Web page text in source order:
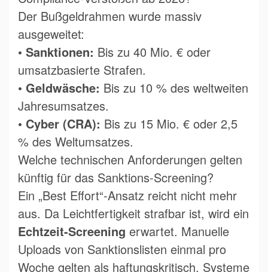
Der Bußgeldrahmen wurde massiv
ausgeweitet:
• Sanktionen: Bis zu 40 Mio. € oder
umsatzbasierte Strafen.
• Geldwäsche: Bis zu 10 % des weltweiten
Jahresumsatzes.
• Cyber (CRA): Bis zu 15 Mio. € oder 2,5
% des Weltumsatzes.
Welche technischen Anforderungen gelten
künftig für das Sanktions-Screening?
Ein „Best Effort“-Ansatz reicht nicht mehr
aus. Da Leichtfertigkeit strafbar ist, wird ein
Echtzeit-Screening erwartet. Manuelle
Uploads von Sanktionslisten einmal pro
Woche gelten als haftungskritisch. Systeme